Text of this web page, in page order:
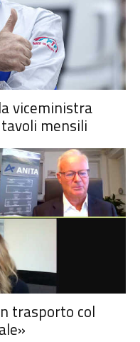
viceministra
mensili
trasporto col